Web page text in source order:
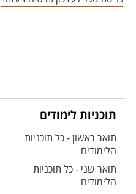
תוכניות לימודים
תואר ראשון - כל תוכניות
הלימודים
תואר שני - כל תוכניות
הלימודים